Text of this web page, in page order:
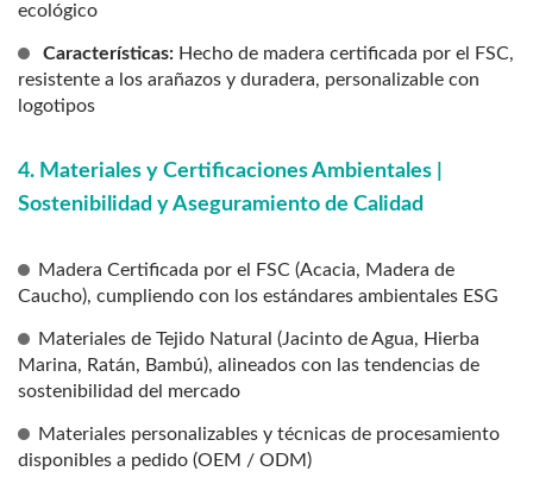
ecológico
Características: Hecho de madera certificada por el FSC,
resistente a los arañazos y duradera, personalizable con
logotipos
4. Materiales y Certificaciones Ambientales |
Sostenibilidad y Aseguramiento de Calidad
Madera Certificada por el FSC (Acacia, Madera de
Caucho), cumpliendo con los estándares ambientales ESG
Materiales de Tejido Natural (Jacinto de Agua, Hierba
Marina, Ratán, Bambú), alineados con las tendencias de
sostenibilidad del mercado
Materiales personalizables y técnicas de procesamiento
disponibles a pedido (OEM / ODM)